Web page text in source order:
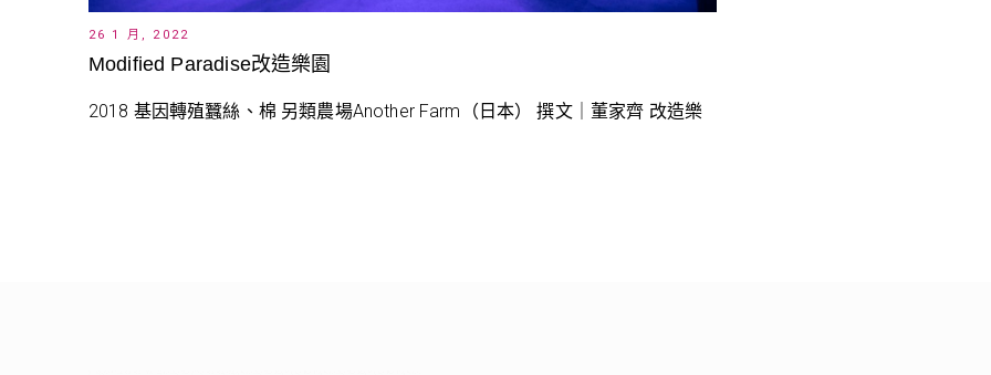
26 1 月, 2022
Modified Paradise改造樂園
2018 基因轉殖蠶絲、棉 另類農場Another Farm（日本） 撰文｜董家齊 改造樂